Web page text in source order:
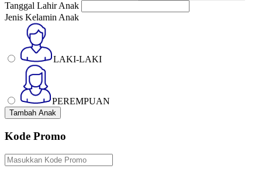
Tanggal Lahir Anak
Jenis Kelamin Anak
LAKI-LAKI
PEREMPUAN
Tambah Anak
Kode Promo